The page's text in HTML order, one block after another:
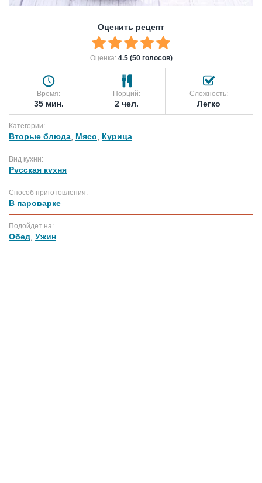
Оценить рецепт
Оценка: 4.5 (50 голосов)
Время:
35 мин.
Порций:
2 чел.
Сложность:
Легко
Категории:
Вторые блюда Мясо Курица
Вид кухни:
Русская кухня
Способ приготовления:
В пароварке
Подойдет на:
Обед Ужин